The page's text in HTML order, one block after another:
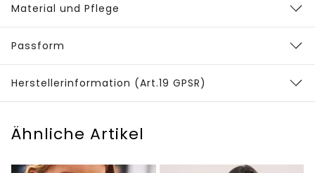
Material und Pflege
Passform
Herstellerinformation (Art.19 GPSR)
Ähnliche Artikel